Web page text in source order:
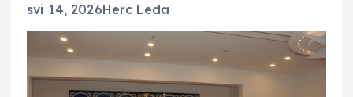
svi 14, 2026Herc Leda